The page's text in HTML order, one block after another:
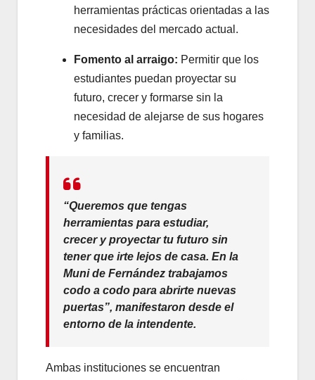
herramientas prácticas orientadas a las
necesidades del mercado actual.
Fomento al arraigo: Permitir que los
estudiantes puedan proyectar su
futuro, crecer y formarse sin la
necesidad de alejarse de sus hogares
y familias.
“Queremos que tengas
herramientas para estudiar,
crecer y proyectar tu futuro sin
tener que irte lejos de casa. En la
Muni de Fernández trabajamos
codo a codo para abrirte nuevas
puertas”, manifestaron desde el
entorno de la intendente.
Ambas instituciones se encuentran